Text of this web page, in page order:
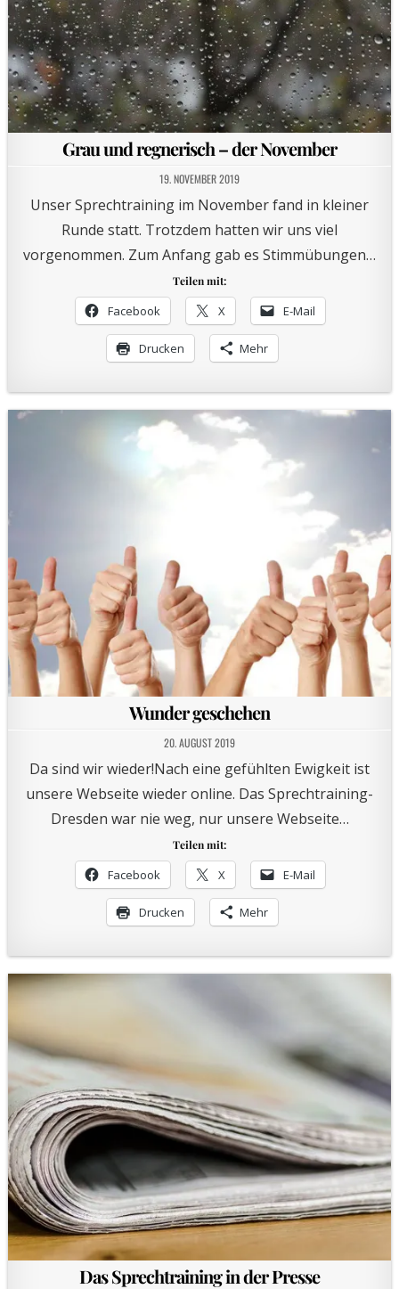
Grau und regnerisch – der November
19. NOVEMBER 2019
Unser Sprechtraining im November fand in kleiner
Runde statt. Trotzdem hatten wir uns viel
vorgenommen. Zum Anfang gab es Stimmübungen…
Teilen mit:
Facebook X E-Mail
Drucken Mehr
Wunder geschehen
20. AUGUST 2019
Da sind wir wieder!Nach eine gefühlten Ewigkeit ist
unsere Webseite wieder online. Das Sprechtraining-
Dresden war nie weg, nur unsere Webseite…
Teilen mit:
Facebook X E-Mail
Drucken Mehr
Das Sprechtraining in der Presse